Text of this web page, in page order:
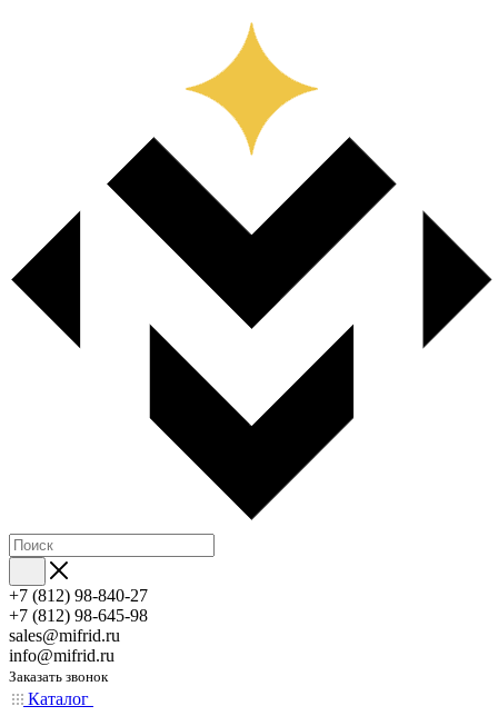
+7 (812) 98-840-27
+7 (812) 98-645-98
sales@mifrid.ru
info@mifrid.ru
Заказать звонок
Каталог